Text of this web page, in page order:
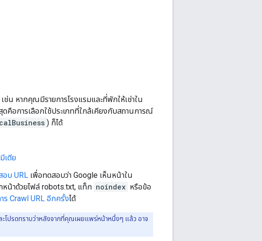
หากคุณมีรายการโรงแรมและที่พักให้เช่าใน
ดคือการเลือกใช้ประเภทที่ใกล้เคียงกับสถานการณ์
) ก็ได้
เดีย
อบ URL เพื่อทดสอบว่า Google เห็นหน้าใน
หน้าด้วยไฟล์ robots.txt, แท็ก noindex หรือข้อ
ร Crawl URL อีกครั้งได้
ะโปรดทราบว่าหลังจากที่คุณเผยแพร่หน้าหนึ่งๆ แล้ว อาจ